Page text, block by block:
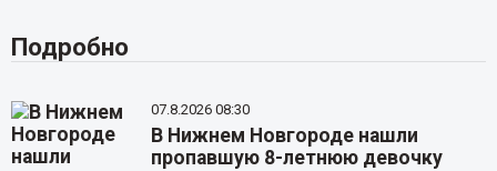
Подробно
07.8.2026 08:30
В Нижнем Новгороде нашли
пропавшую 8-летнюю девочку